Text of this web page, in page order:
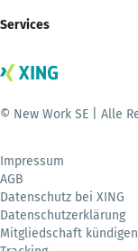
Services
© New Work SE | Alle
Impressum
AGB
Datenschutz bei XING
Datenschutzerklärung
Mitgliedschaft kündigen